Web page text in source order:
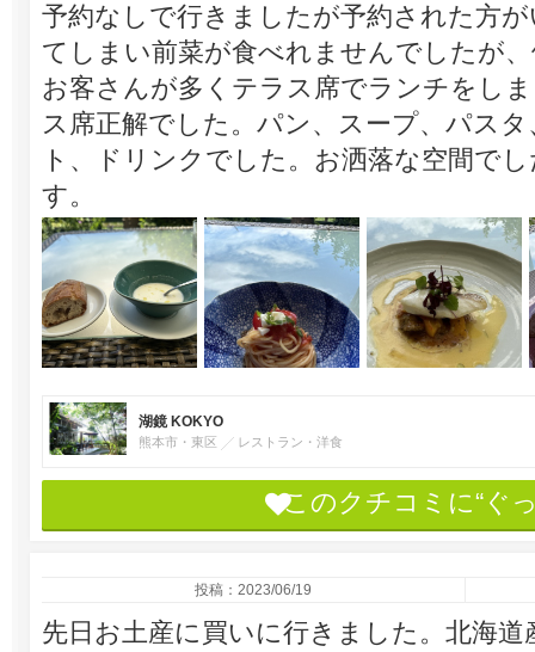
予約なしで行きましたが予約された方
てしまい前菜が食べれませんでしたが
お客さんが多くテラス席でランチをし
ス席正解でした。パン、スープ、パス
ト、ドリンクでした。お洒落な空間で
す。
湖鏡 KOKYO
熊本市・東区 レストラン・洋食
このクチコミに“ぐ
投稿：2023/06/19
先日お土産に買いに行きました。北海